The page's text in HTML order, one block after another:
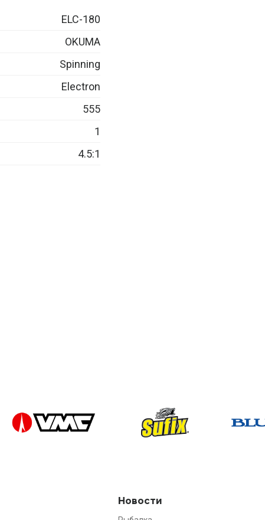
ELC-180
OKUMA
Spinning
Electron
555
1
4.5:1
Новости